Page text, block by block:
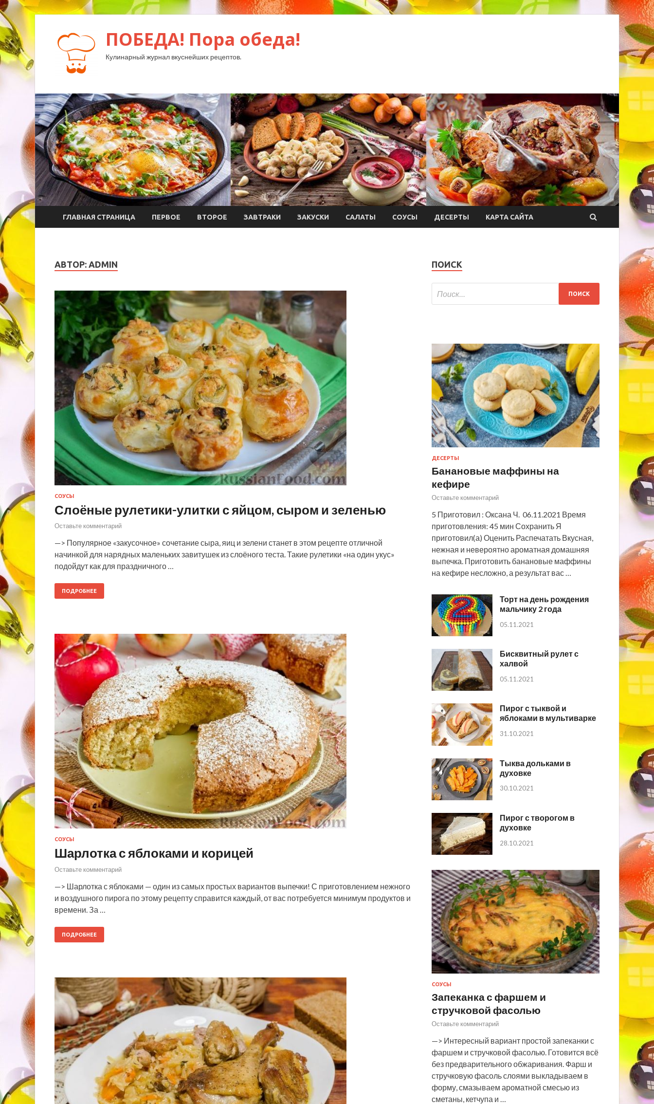
ПОБЕДА! Пора обеда!
Кулинарный журнал вкуснейших рецептов.
ГЛАВНАЯ СТРАНИЦА ПЕРВОЕ ВТОРОЕ ЗАВТРАКИ ЗАКУСКИ САЛАТЫ СОУСЫ ДЕСЕРТЫ КАРТА САЙТА
АВТОР: ADMIN
СОУСЫ
Слоёные рулетики-улитки с яйцом, сыром и зеленью
Оставьте комментарий
—> Популярное «закусочное» сочетание сыра, яиц и зелени станет в этом рецепте отличной
начинкой для нарядных маленьких завитушек из слоёного теста. Такие рулетики «на один укус»
подойдут как для праздничного …
ПОДРОБНЕЕ
СОУСЫ
Шарлотка с яблоками и корицей
Оставьте комментарий
—> Шарлотка с яблоками — один из самых простых вариантов выпечки! С приготовлением нежного
и воздушного пирога по этому рецепту справится каждый, от вас потребуется минимум продуктов и
времени. За …
ПОДРОБНЕЕ
ПОИСК
ДЕСЕРТЫ
Банановые маффины на
кефире
Оставьте комментарий
5 Приготовил : Оксана Ч. 06.11.2021 Время
приготовления: 45 мин Сохранить Я
приготовил(а) Оценить Распечатать Вкусная,
нежная и невероятно ароматная домашняя
выпечка. Приготовить банановые маффины
на кефире несложно, а результат вас …
Торт на день рождения
мальчику 2 года
05.11.2021
Бисквитный рулет с
халвой
05.11.2021
Пирог с тыквой и
яблоками в мультиварке
31.10.2021
Тыква дольками в
духовке
30.10.2021
Пирог с творогом в
духовке
28.10.2021
СОУСЫ
Запеканка с фаршем и
стручковой фасолью
Оставьте комментарий
—> Интересный вариант простой запеканки с
фаршем и стручковой фасолью. Готовится всё
без предварительного обжаривания. Фарш и
стручковую фасоль слоями выкладываем в
форму, смазываем ароматной смесью из
сметаны, кетчупа и …